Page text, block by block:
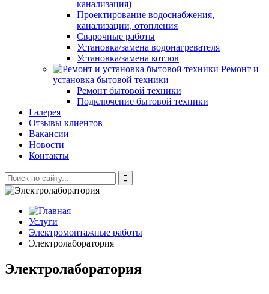
канализация)
Проектирование водоснабжения,
канализации, отопления
Сварочные работы
Установка/замена водонагревателя
Установка/замена котлов
Ремонт и
установка бытовой техники
Ремонт бытовой техники
Подключение бытовой техники
Галерея
Отзывы клиентов
Вакансии
Новости
Контакты
Услуги
Электромонтажные работы
Электролаборатория
Электролаборатория